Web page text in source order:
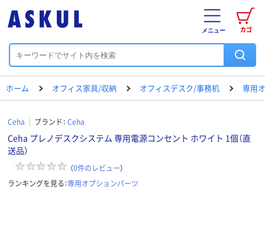
カゴ
メニュー
ホーム オフィス家具/収納 オフィスデスク/事務机 専用
Ceha ブランド： Ceha
Ceha プレノデスクシステム 専用電源コンセント ホワイト 1個（直
送品）
（0件のレビュー）
ランキングを見る：専用オプションパーツ